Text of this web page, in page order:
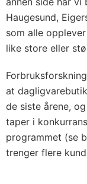
Haugesund,
som alle
like store eller
at
de siste årene,
taper i
programmet (se
trenger flere